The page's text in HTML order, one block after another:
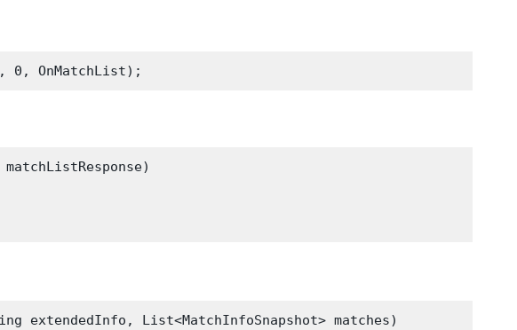
extendedInfo, List<MatchInfoSnapshot> matches)